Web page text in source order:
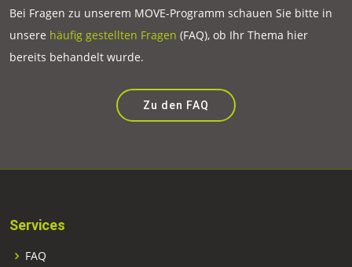
Bei Fragen zu unserem MOVE-Programm schauen Sie bitte in
unsere häufig gestellten Fragen (FAQ), ob Ihr Thema hier
bereits behandelt wurde.
Zu den FAQ
Services
FAQ